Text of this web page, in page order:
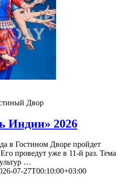
Двор
Индии» 2026
в Гостином Дворе пройдет
проведут уже в 11-й раз. Тема
…
07-27T00:10:00+03:00